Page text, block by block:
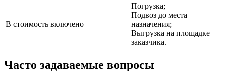
В стоимость включено
Погрузка;
Подвоз до места
назначения;
Выгрузка на площадке
заказчика.
Часто задаваемые вопросы